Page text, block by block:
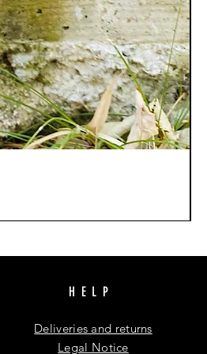
HELP
Deliveries and returns
Legal Notice